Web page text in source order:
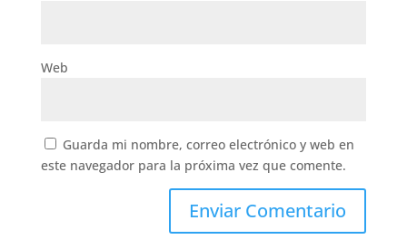
Web
Guarda mi nombre, correo electrónico y web en
este navegador para la próxima vez que comente.